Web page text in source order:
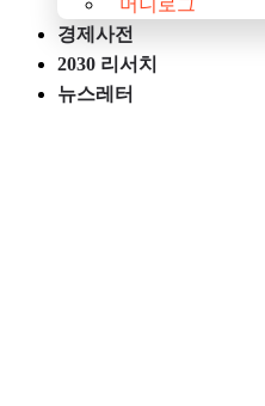
경제사전
2030 리서치
뉴스레터